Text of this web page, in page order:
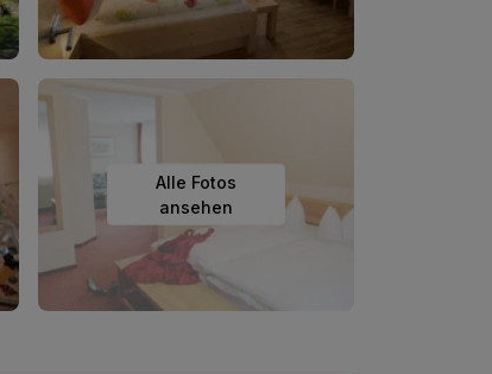
Alle Fotos
ansehen